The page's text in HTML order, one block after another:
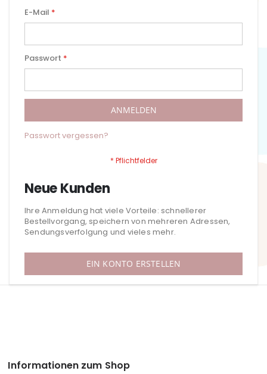
E-Mail
Passwort
ANMELDEN
Passwort vergessen?
Neue Kunden
Ihre Anmeldung hat viele Vorteile: schnellerer
Bestellvorgang, speichern von mehreren Adressen,
Sendungsverfolgung und vieles mehr.
EIN KONTO ERSTELLEN
Informationen zum Shop